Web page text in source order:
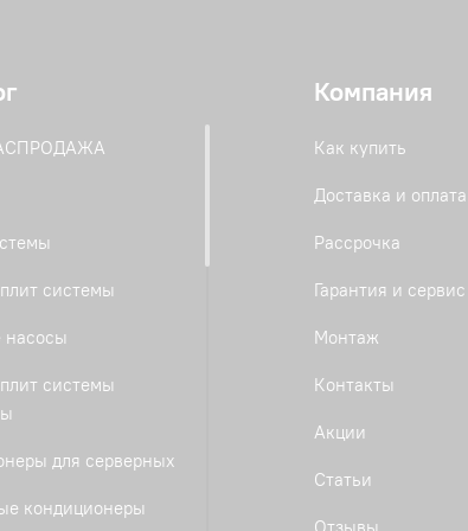
системы
насосы
системы
для серверных
кондиционеры
Компания
Как купить
Доставка и оплата
Рассрочка
Гарантия и сервис
Монтаж
Контакты
Акции
Статьи